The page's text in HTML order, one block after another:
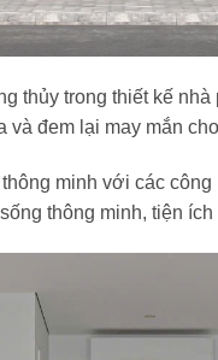
thủy trong thiết kế
và đem lại may mắn
minh với các
thông minh, tiện